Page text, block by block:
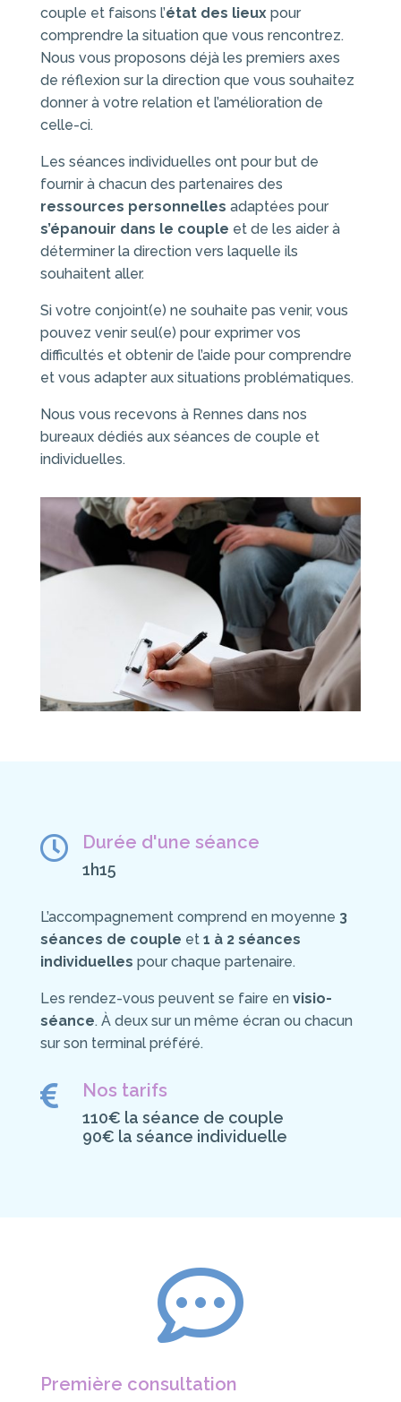
couple et faisons l’état des lieuxpour
comprendre la situation que vous rencontrez.
Nous vous proposons déjà les premiers axes
de réflexion sur la direction que vous souhaitez
donner à votre relation et l’amélioration de
celle-ci.
Les séances individuelles ont pour but de
fournir à chacun des partenaires des
ressources personnelles adaptées pour
s’épanouir dans le couple et de les aider à
déterminer la direction vers laquelle ils
souhaitent aller.
Si votre conjoint(e) ne souhaite pas venir, vous
pouvez venir seul(e) pour exprimer vos
difficultés et obtenir de l’aide pour comprendre
et vous adapter aux situations problématiques.
Nous vous recevons à Rennes dans nos
bureaux dédiés aux séances de couple et
individuelles.
 Durée d'une séance
1h15
L’accompagnement comprend en moyenne 3
séances de couple et 1 à 2 séances
individuelles pour chaque partenaire.
Les rendez-vous peuvent se faire en visio-
séance. À deux sur un même écran ou chacun
sur son terminal préféré.
 Nos tarifs
110€ la séance de couple
90€ la séance individuelle

Première consultation